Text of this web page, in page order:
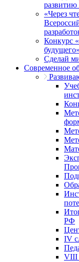
развитию
«Через
Конкурс
будущего»
Сделай
Современное
РФ
IV
VIII